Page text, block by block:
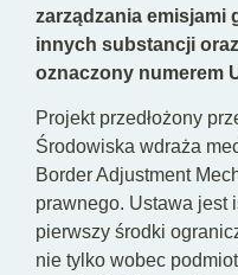
zarządzania emisjami
innych substancji
oznaczony numerem
Projekt przedłożony
Środowiska wdraża
Border Adjustment
prawnego. Ustawa jest
pierwszy środki
nie tylko wobec